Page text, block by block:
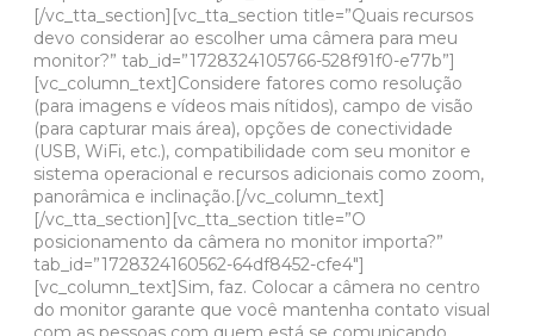
[/vc_tta_section][vc_tta_section title=”Quais recursos
devo considerar ao escolher uma câmera para meu
monitor?” tab_id=”1728324105766-528f91f0-e77b”]
[vc_column_text]Considere fatores como resolução
(para imagens e vídeos mais nítidos), campo de visão
(para capturar mais área), opções de conectividade
(USB, WiFi, etc.), compatibilidade com seu monitor e
sistema operacional e recursos adicionais como zoom,
panorâmica e inclinação.[/vc_column_text]
[/vc_tta_section][vc_tta_section title=”O
posicionamento da câmera no monitor importa?”
tab_id=”1728324160562-64df8452-cfe4″]
[vc_column_text]Sim, faz. Colocar a câmera no centro
do monitor garante que você mantenha contato visual